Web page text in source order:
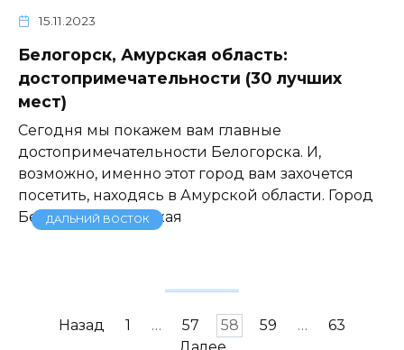
15.11.2023
Белогорск, Амурская область:
достопримечательности (30 лучших
мест)
Сегодня мы покажем вам главные
достопримечательности Белогорска. И,
возможно, именно этот город вам захочется
посетить, находясь в Амурской области. Город
Белогорск (Амурская
ДАЛЬНИЙ ВОСТОК
Пагинация
Назад 1 … 57 58 59 …
63